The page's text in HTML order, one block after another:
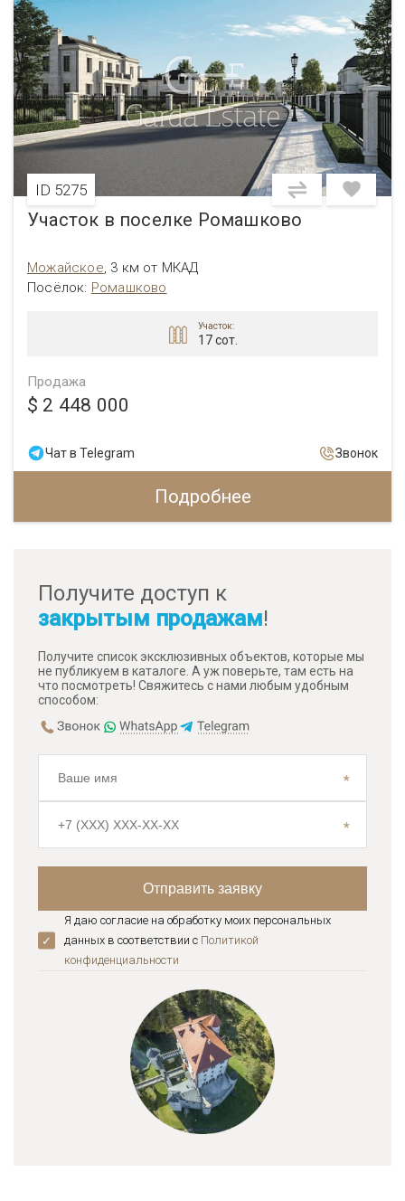
ID 5275
Участок в поселке Ромашково
Можайское, 3 км от МКАД
Посёлок: Ромашково
Участок:
17 сот.
Продажа
$ 2 448 000
Чат в Telegram Звонок
Подробнее
Получите доступ к
закрытым продажам!
Получите список эксклюзивных объектов, которые мы
не публикуем в каталоге. А уж поверьте, там есть на
что посмотреть! Свяжитесь с нами любым удобным
способом:
Я даю согласие на обработку моих персональных
данных в соответствии с Политикой
конфиденциальноcти